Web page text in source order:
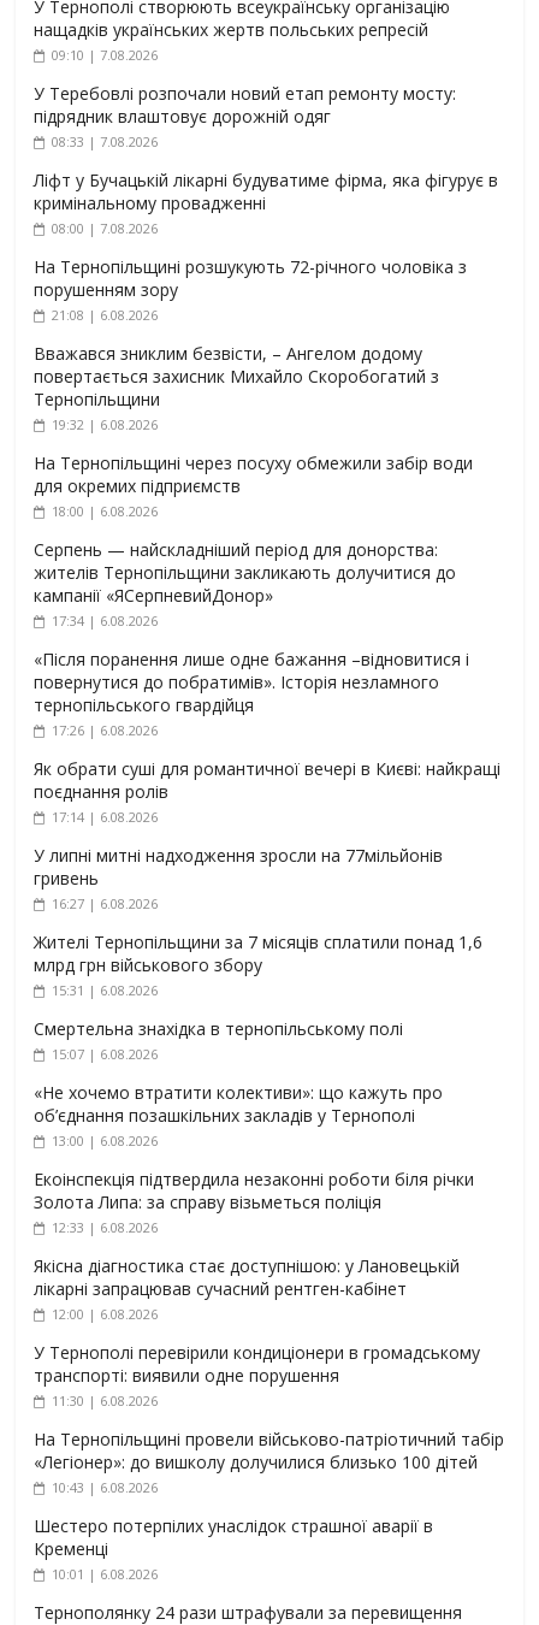
У Тернополі створюють всеукраїнську організацію
нащадків українських жертв польських репресій
09:10 | 7.08.2026
У Теребовлі розпочали новий етап ремонту мосту:
підрядник влаштовує дорожній одяг
08:33 | 7.08.2026
Ліфт у Бучацькій лікарні будуватиме фірма, яка фігурує в
кримінальному провадженні
08:00 | 7.08.2026
На Тернопільщині розшукують 72-річного чоловіка з
порушенням зору
21:08 | 6.08.2026
Вважався зниклим безвісти, – Ангелом додому
повертається захисник Михайло Скоробогатий з
Тернопільщини
19:32 | 6.08.2026
На Тернопільщині через посуху обмежили забір води
для окремих підприємств
18:00 | 6.08.2026
Серпень — найскладніший період для донорства:
жителів Тернопільщини закликають долучитися до
кампанії «ЯСерпневийДонор»
17:34 | 6.08.2026
«Після поранення лише одне бажання –відновитися і
повернутися до побратимів». Історія незламного
тернопільського гвардійця
17:26 | 6.08.2026
Як обрати суші для романтичної вечері в Києві: найкращі
поєднання ролів
17:14 | 6.08.2026
У липні митні надходження зросли на 77мільйонів
гривень
16:27 | 6.08.2026
Жителі Тернопільщини за 7 місяців сплатили понад 1,6
млрд грн військового збору
15:31 | 6.08.2026
Смертельна знахідка в тернопільському полі
15:07 | 6.08.2026
«Не хочемо втратити колективи»: що кажуть про
об’єднання позашкільних закладів у Тернополі
13:00 | 6.08.2026
Екоінспекція підтвердила незаконні роботи біля річки
Золота Липа: за справу візьметься поліція
12:33 | 6.08.2026
Якісна діагностика стає доступнішою: у Лановецькій
лікарні запрацював сучасний рентген-кабінет
12:00 | 6.08.2026
У Тернополі перевірили кондиціонери в громадському
транспорті: виявили одне порушення
11:30 | 6.08.2026
На Тернопільщині провели військово-патріотичний табір
«Легіонер»: до вишколу долучилися близько 100 дітей
10:43 | 6.08.2026
Шестеро потерпілих унаслідок страшної аварії в
Кременці
10:01 | 6.08.2026
Тернополянку 24 рази штрафували за перевищення